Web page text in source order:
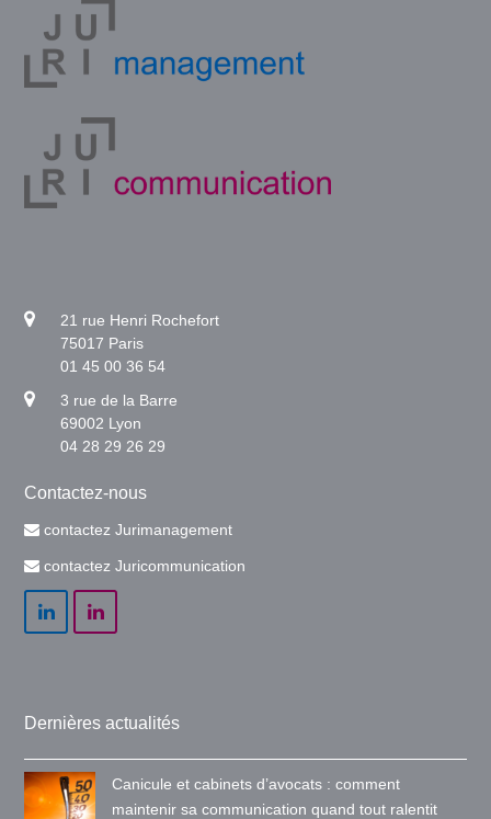
21 rue Henri Rochefort
75017 Paris
01 45 00 36 54
3 rue de la Barre
69002 Lyon
04 28 29 26 29
Contactez-nous
contactez Jurimanagement
contactez Juricommunication
LinkedInLinkedIn
Dernières actualités
Canicule et cabinets d’avocats : comment
maintenir sa communication quand tout ralentit